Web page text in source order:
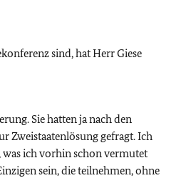
sind, hat Herr Giese
Sie hatten ja nach den
Zweistaatenlösung gefragt. Ich
was ich vorhin schon vermutet
sein, die teilnehmen, ohne